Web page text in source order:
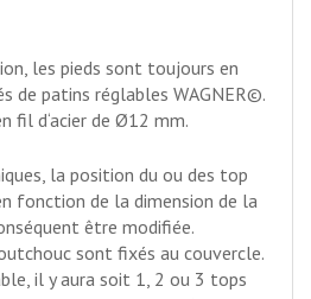
les pieds sont toujours en
de patins réglables WAGNER©.
fil d‘acier de Ø12 mm.
la position du ou des top
fonction de la dimension de la
être modifiée.
sont fixés au couvercle.
il y aura soit 1, 2 ou 3 tops